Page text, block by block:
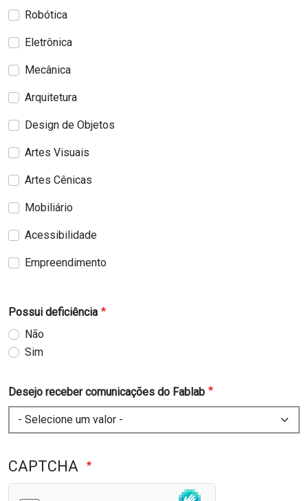
Robótica
Eletrônica
Mecânica
Arquitetura
Design de Objetos
Artes Visuais
Artes Cênicas
Mobiliário
Acessibilidade
Empreendimento
Possui deficiência
Não
Sim
Desejo receber comunicações do Fablab
CAPTCHA